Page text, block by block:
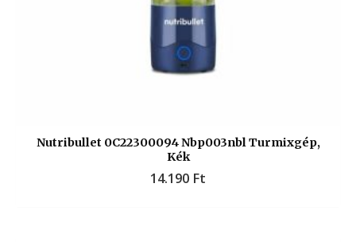
Nutribullet 0C22300094 Nbp003nbl Turmixgép,
Kék
14.190 Ft